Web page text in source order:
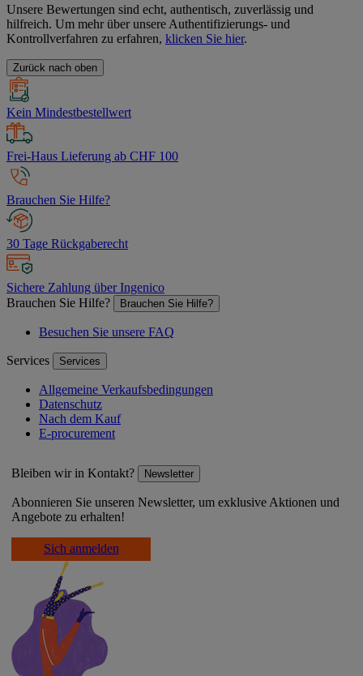
Unsere Bewertungen sind echt, authentisch, zuverlässig und
hilfreich. Um mehr über unsere Authentifizierungs- und
Kontrollverfahren zu erfahren, klicken Sie hier.
Zurück nach oben
Kein Mindestbestellwert
Frei-Haus Lieferung ab CHF 100
Brauchen Sie Hilfe?
30 Tage Rückgaberecht
Sichere Zahlung über Ingenico
Brauchen Sie Hilfe?
Brauchen Sie Hilfe?
Besuchen Sie unsere FAQ
Services Services
Allgemeine Verkaufsbedingungen
Datenschutz
Nach dem Kauf
E-procurement
Bleiben wir in Kontakt? Newsletter
Abonnieren Sie unseren Newsletter, um exklusive Aktionen und
Angebote zu erhalten!
Sich anmelden